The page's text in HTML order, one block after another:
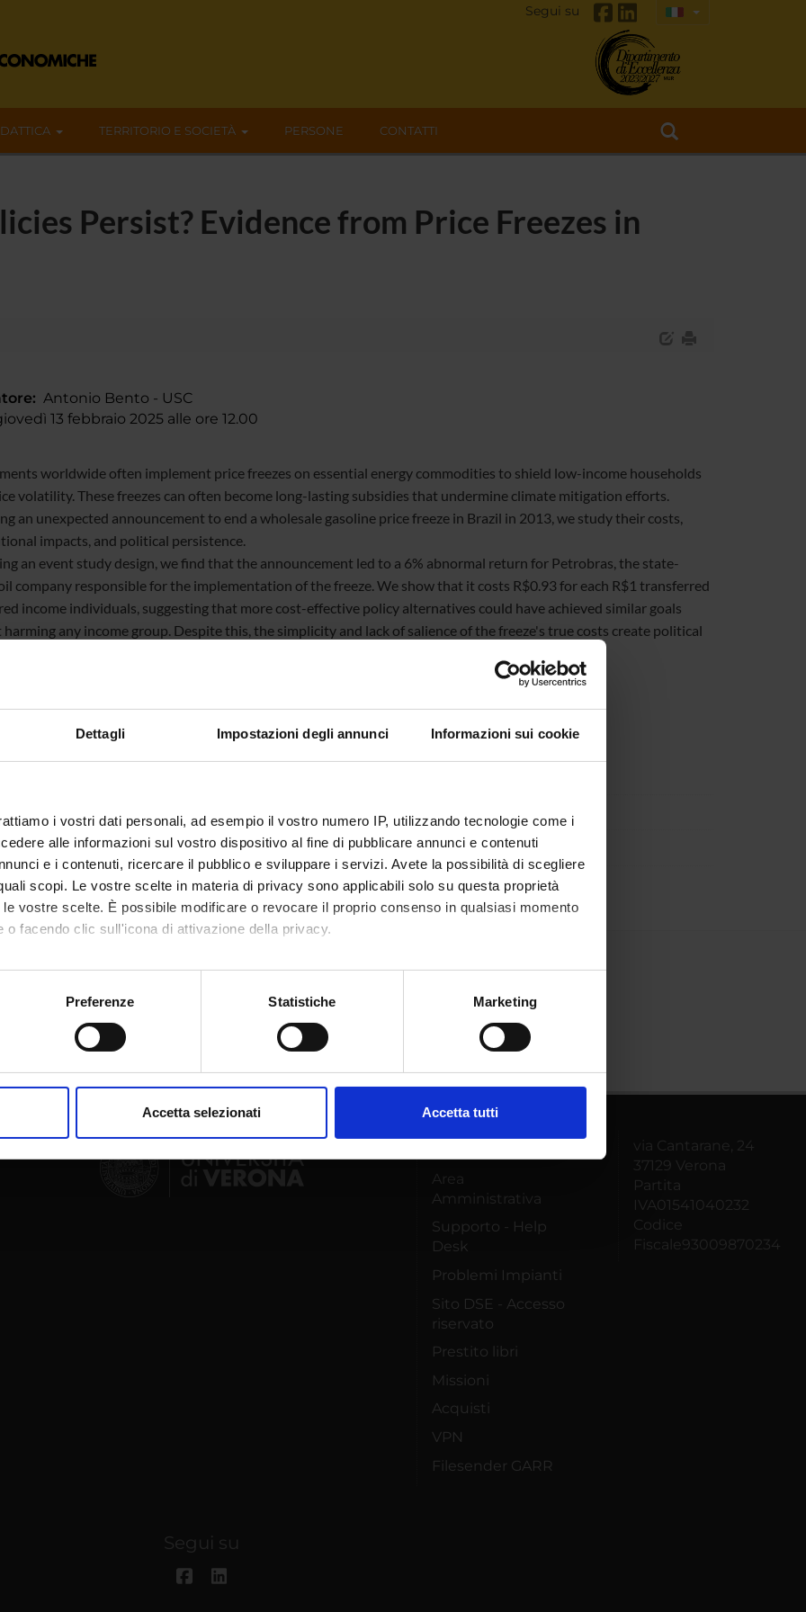
Dettagli Impostazioni degli annunci Informazioni sui cookie
i vostri dati personali, ad esempio il vostro numero IP, utilizzando tecnologie come i
alle informazioni sul vostro dispositivo al fine di pubblicare annunci e contenuti
e i contenuti, ricercare il pubblico e sviluppare i servizi. Avete la possibilità di scegliere
scopi. Le vostre scelte in materia di privacy sono applicabili solo su questa proprietà
vostre scelte. È possibile modificare o revocare il proprio consenso in qualsiasi momento
o facendo clic sull'icona di attivazione della privacy.
anche:
sulla tua posizione geografica, con un'approssimazione di qualche metro,
in qualsiasi momento dalla Dichiarazione sui cookie.
e social media, i quali potrebbero combinarle con altre informazioni che hai fornito loro o
dei loro servizi.
Preferenze Statistiche Marketing
Accetta selezionati Accetta tutti
Segui su
TERRITORIO E SOCIETÀ PERSONE CONTATTI
Persist? Evidence from Price Freezes in
Antonio Bento - USC
13 febbraio 2025 alle ore 12.00
worldwide often implement price freezes on essential energy commodities to shield low-income households
volatility. These freezes can often become long-lasting subsidies that undermine climate mitigation efforts.
an unexpected announcement to end a wholesale gasoline price freeze in Brazil in 2013, we study their costs,
impacts, and political persistence.
an event study design, we find that the announcement led to a 6% abnormal return for Petrobras, the state-
company responsible for the implementation of the freeze. We show that it costs R$0.93 for each R$1 transferred
income individuals, suggesting that more cost-effective policy alternatives could have achieved similar goals
any income group. Despite this, the simplicity and lack of salience of the freeze's true costs create political
20 luglio 2024
Condividi
Area
Amministrativa
Supporto - Help
Desk
Problemi Impianti
Sito DSE - Accesso
riservato
Prestito libri
Missioni
Acquisti
VPN
Filesender GARR
via Cantarane, 24
37129 Verona
Partita
IVA01541040232
Codice
Fiscale93009870234
Segui su